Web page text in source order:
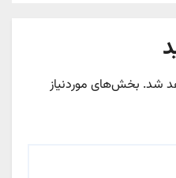
شد. بخش‌های موردنیاز